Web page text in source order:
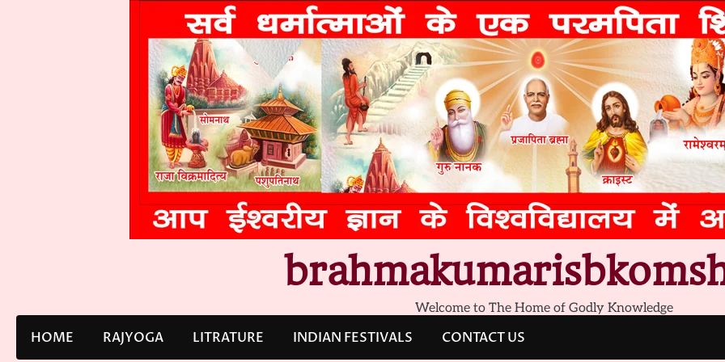
Welcome to The Home of Godly Knowledge
HOME RAJYOGA LITRATURE INDIAN FESTIVALS CONTACT US